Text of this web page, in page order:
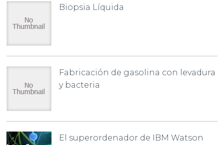
Biopsia Líquida
Fabricación de gasolina con levadura
y bacteria
El superordenador de IBM Watson